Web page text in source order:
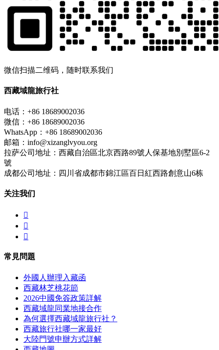
微信扫描二维码，随时联系我们
西藏域龍旅行社
电话：+86 18689002036
微信：+86 18689002036
WhatsApp：+86 18689002036
邮箱：info@xizanglvyou.org
拉萨公司地址：西藏自治區北京西路89號人保基地別墅區6-2
號
成都公司地址：四川省成都市錦江區百日紅西路創意山6栋
关注我们



常見問題
外國人辦理入藏函
西藏林芝桃花節
2026中國免簽政策詳解
西藏域龍同業地接合作
為何選擇西藏域龍旅行社？
西藏旅行社哪一家最好
大陸門號申辦方式詳解